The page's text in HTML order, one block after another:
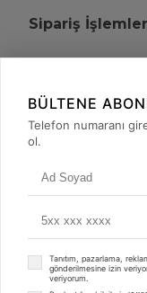
Sipariş
BÜLTENE
Telefon numaranı
ol.
Tanıtım, pazarlama,
gönderilmesine izin
veriyorum.